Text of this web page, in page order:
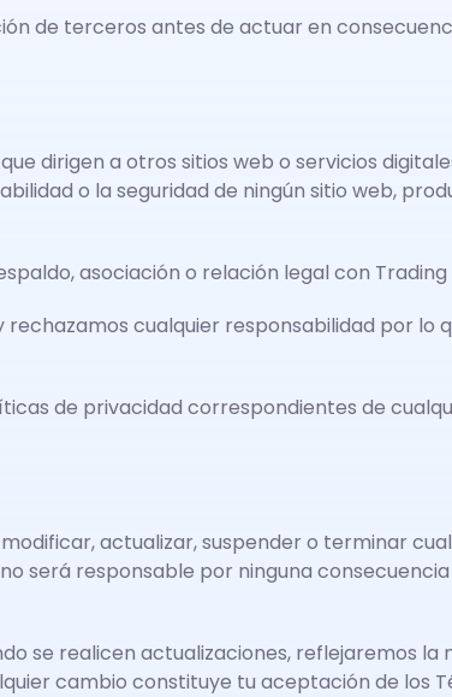
de terceros antes de actuar en
dirigen a otros sitios web o servicios
o la seguridad de ningún sitio web,
asociación o relación legal con
cualquier responsabilidad por
de privacidad correspondientes de
actualizar, suspender o terminar
será responsable por ninguna
se realicen actualizaciones, reflejaremos
cambio constituye tu aceptación de los